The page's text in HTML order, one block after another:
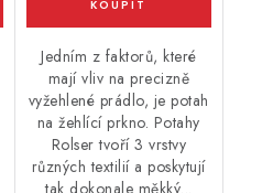
Jedním z faktorů, které
mají vliv na precizně
vyžehlené prádlo, je potah
na žehlící prkno. Potahy
Rolser tvoří 3 vrstvy
různých textilií a poskytují
tak dokonale měkký...